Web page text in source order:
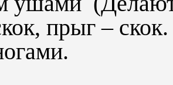
прыг – скок.